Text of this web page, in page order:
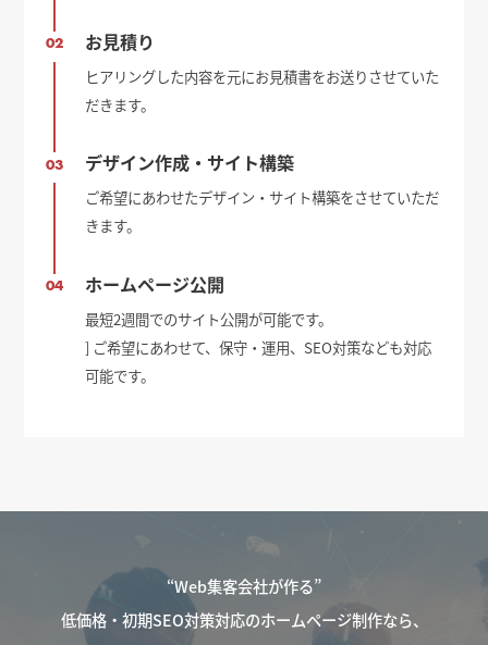
02 お見積り
ヒアリングした内容を元にお見積書をお送りさせていた
だきます。
03 デザイン作成・サイト構築
ご希望にあわせたデザイン・サイト構築をさせていただ
きます。
04 ホームページ公開
最短2週間でのサイト公開が可能です。
] ご希望にあわせて、保守・運用、SEO対策なども対応
可能です。
“Web集客会社が作る”
低価格・初期SEO対策対応のホームページ制作なら、